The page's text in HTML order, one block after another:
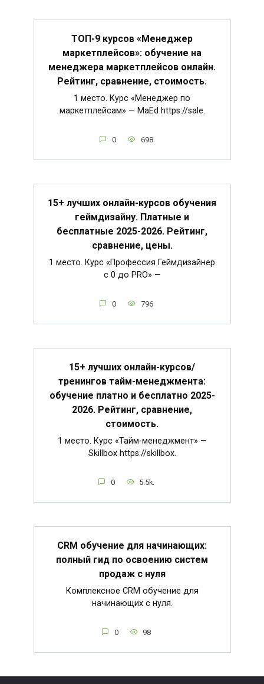
ТОП-9 курсов «Менеджер
маркетплейсов»: обучение на
менеджера маркетплейсов онлайн.
Рейтинг, сравнение, стоимость.
1 место. Курс «Менеджер по
маркетплейсам» — MaEd https://sale.
0 698
15+ лучших онлайн-курсов обучения
геймдизайну. Платные и
бесплатные 2025-2026. Рейтинг,
сравнение, цены.
1 место. Курс «Профессия Геймдизайнер
с 0 до PRO» —
0 796
15+ лучших онлайн-курсов/
тренингов тайм-менеджмента:
обучение платно и бесплатно 2025-
2026. Рейтинг, сравнение,
стоимость.
1 место. Курс «Тайм-менеджмент» —
Skillbox https://skillbox.
0 5.5k.
CRM обучение для начинающих:
полный гид по освоению систем
продаж с нуля
Комплексное CRM обучение для
начинающих с нуля.
0 98